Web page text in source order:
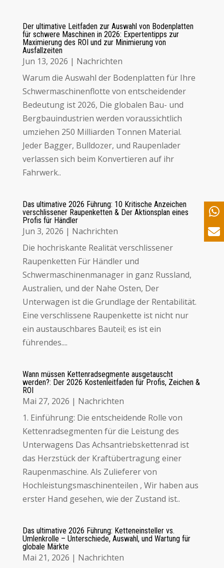
Der ultimative Leitfaden zur Auswahl von Bodenplatten
für schwere Maschinen in 2026: Expertentipps zur
Maximierung des ROI und zur Minimierung von
Ausfallzeiten
Jun 13, 2026 | Nachrichten
Warum die Auswahl der Bodenplatten für Ihre
Schwermaschinenflotte von entscheidender
Bedeutung ist 2026, Die globalen Bau- und
Bergbauindustrien werden voraussichtlich
umziehen 250 Milliarden Tonnen Material.
Jeder Bagger, Bulldozer, und Raupenlader
verlassen sich beim Konvertieren auf ihr
Fahrwerk..
Das ultimative 2026 Führung: 10 Kritische Anzeichen
verschlissener Raupenketten & Der Aktionsplan eines
Profis für Händler
Jun 3, 2026 | Nachrichten
Die hochriskante Realität verschlissener
Raupenketten Für Händler und
Schwermaschinenmanager in ganz Russland,
Australien, und der Nahe Osten, Der
Unterwagen ist die Grundlage der Rentabilität.
Eine verschlissene Raupenkette ist nicht nur
ein austauschbares Bauteil; es ist ein
führendes....
Wann müssen Kettenradsegmente ausgetauscht
werden?: Der 2026 Kostenleitfaden für Profis, Zeichen &
ROI
Mai 27, 2026 | Nachrichten
1. Einführung: Die entscheidende Rolle von
Kettenradsegmenten für die Leistung des
Unterwagens Das Achsantriebskettenrad ist
das Herzstück der Kraftübertragung einer
Raupenmaschine. Als Zulieferer von
Hochleistungsmaschinenteilen , Wir haben aus
erster Hand gesehen, wie der Zustand ist..
Das ultimative 2026 Führung: Ketteneinsteller vs.
Umlenkrolle – Unterschiede, Auswahl, und Wartung für
globale Märkte
Mai 21, 2026 | Nachrichten